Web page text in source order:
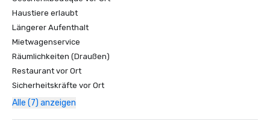
Haustiere erlaubt
Längerer Aufenthalt
Mietwagenservice
Räumlichkeiten (Draußen)
Restaurant vor Ort
Sicherheitskräfte vor Ort
Alle (7) anzeigen